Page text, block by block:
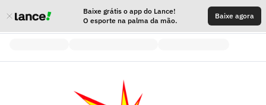
Baixe grátis o app do Lance!
O esporte na palma da mão.
Baixe agora